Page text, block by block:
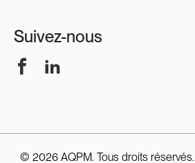
Suivez-nous
FacebookLinkedIn
© 2026 AQPM. Tous droits réservés.